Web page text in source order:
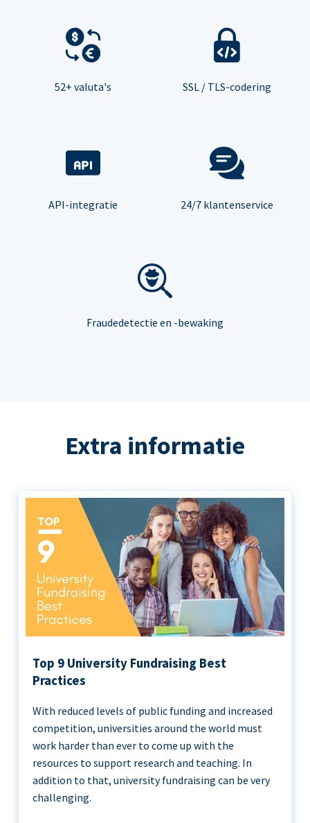
52+ valuta's SSL / TLS-codering
API-integratie 24/7 klantenservice
Fraudedetectie en -bewaking
Extra informatie
Top 9 University Fundraising Best
Practices
With reduced levels of public funding and increased
competition, universities around the world must
work harder than ever to come up with the
resources to support research and teaching. In
addition to that, university fundraising can be very
challenging.